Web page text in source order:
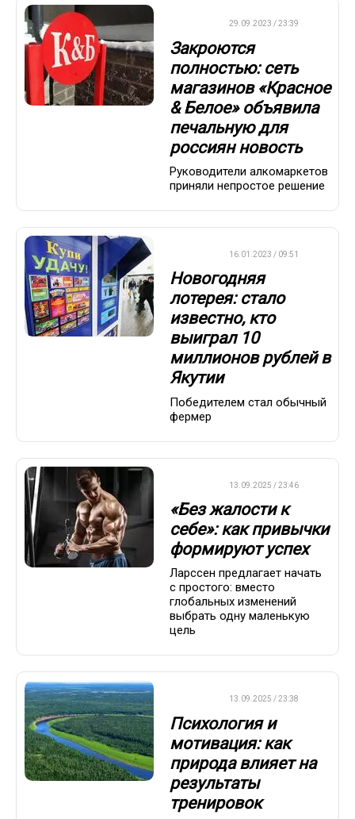
29.09.2023 / 23:39
Закроются
полностью: сеть
магазинов «Красное
& Белое» объявила
печальную для
россиян новость
Руководители алкомаркетов
приняли непростое решение
16.01.2023 / 09:51
Новогодняя
лотерея: стало
известно, кто
выиграл 10
миллионов рублей в
Якутии
Победителем стал обычный
фермер
13.09.2025 / 23:46
«Без жалости к
себе»: как привычки
формируют успех
Ларссен предлагает начать
с простого: вместо
глобальных изменений
выбрать одну маленькую
цель
13.09.2025 / 23:38
Психология и
мотивация: как
природа влияет на
результаты
тренировок